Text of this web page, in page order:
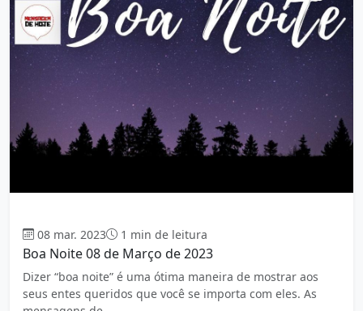
08 mar. 2023 1 min de leitura
Boa Noite 08 de Março de 2023
Dizer “boa noite” é uma ótima maneira de mostrar aos
seus entes queridos que você se importa com eles. As